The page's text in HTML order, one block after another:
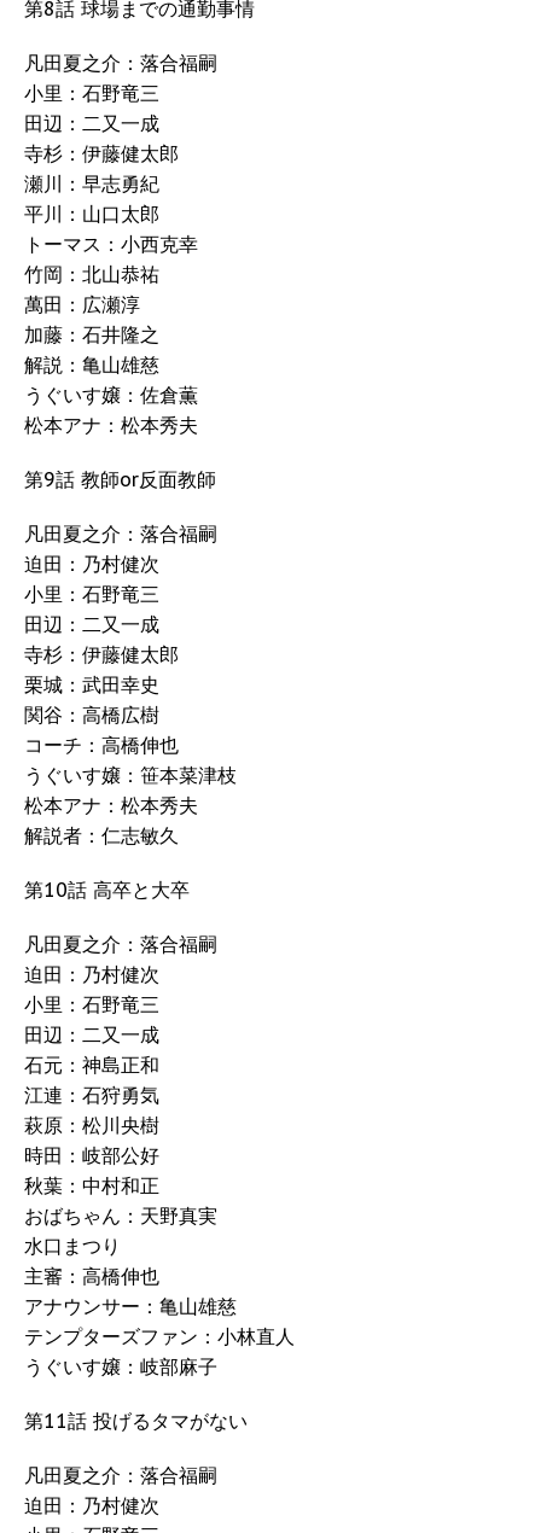
第8話 球場までの通勤事情
凡田夏之介：落合福嗣
小里：石野竜三
田辺：二又一成
寺杉：伊藤健太郎
瀬川：早志勇紀
平川：山口太郎
トーマス：小西克幸
竹岡：北山恭祐
萬田：広瀬淳
加藤：石井隆之
解説：亀山雄慈
うぐいす嬢：佐倉薫
松本アナ：松本秀夫
第9話 教師or反面教師
凡田夏之介：落合福嗣
迫田：乃村健次
小里：石野竜三
田辺：二又一成
寺杉：伊藤健太郎
栗城：武田幸史
関谷：高橋広樹
コーチ：高橋伸也
うぐいす嬢：笹本菜津枝
松本アナ：松本秀夫
解説者：仁志敏久
第10話 高卒と大卒
凡田夏之介：落合福嗣
迫田：乃村健次
小里：石野竜三
田辺：二又一成
石元：神島正和
江連：石狩勇気
萩原：松川央樹
時田：岐部公好
秋葉：中村和正
おばちゃん：天野真実
水口まつり
主審：高橋伸也
アナウンサー：亀山雄慈
テンプターズファン：小林直人
うぐいす嬢：岐部麻子
第11話 投げるタマがない
凡田夏之介：落合福嗣
迫田：乃村健次